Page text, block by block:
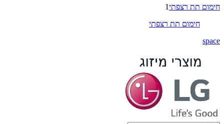
חימום תת רצפתי1
חימום תת רצפתי
space